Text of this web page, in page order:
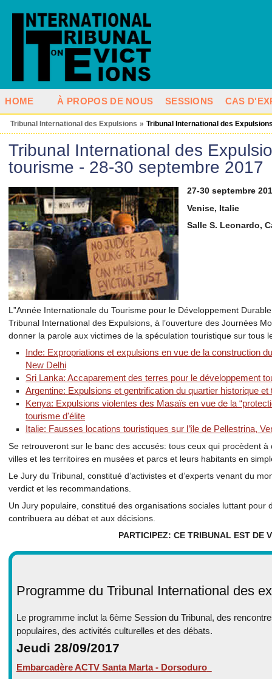
HOME À PROPOS DE NOUS SESSIONS CAS
Tribunal International des Expulsions » Tribunal International des
Tribunal International des
tourisme - 28-30 septembre 2017
27-30 septembre
Venise, Italie
Salle S. Leonardo,
L”Année Internationale du Tourisme pour le Développement
Tribunal International des Expulsions, à l’ouverture des Journées
donner la parole aux victimes de la spéculation touristique sur tous
Inde: Expropriations et expulsions en vue de la construction
New Delhi
Sri Lanka: Accaparement des terres pour le développement
Argentine: Expulsions et gentrification du quartier historique
Kenya: Expulsions violentes des Masaïs en vue de la
tourisme d'élite
Italie: Fausses locations touristiques sur l’île de Pellestrina,
Se retrouveront sur le banc des accusés: tous ceux qui procèdent
villes et les territoires en musées et parcs et leurs habitants en
Le Jury du Tribunal, constitué d’activistes et d’experts venant du
verdict et les recommandations.
Un Jury populaire, constitué des organisations sociales luttant pour
contribuera au débat et aux décisions.
PARTICIPEZ: CE TRIBUNAL EST DE
Programme du Tribunal International des
Le programme inclut la 6ème Session du Tribunal, des
populaires, des activités culturelles et des débats.
Jeudi 28/09/2017
Embarcadère ACTV Santa Marta - Dorsoduro